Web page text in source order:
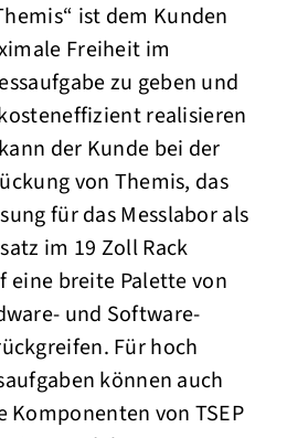
ist dem Kunden
Freiheit im
zu geben und
realisieren
der Kunde bei der
von Themis, das
für das Messlabor als
im 19 Zoll Rack
eine breite Palette von
und Software-
Für hoch
können auch
Komponenten von TSEP